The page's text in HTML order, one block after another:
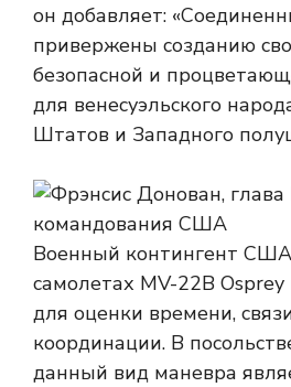
он добавляет:
привержены созданию
безопасной и
для венесуэльского
Штатов и Западного
Военный контингент
самолетах MV-22B
для оценки времени,
координации. В
данный вид маневра